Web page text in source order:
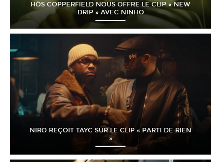
HÖS COPPERFIELD NOUS OFFRE LE CLIP « NEW
DRIP » AVEC NINHO
NIRO REÇOIT TAYC SUR LE CLIP « PARTI DE RIEN
»